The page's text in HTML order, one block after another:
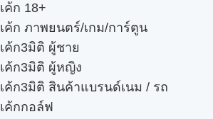
เค้ก 18+
เค้ก ภาพยนตร์/เกม/การ์ตูน
เค้ก3มิติ ผู้ชาย
เค้ก3มิติ ผู้หญิง
เค้ก3มิติ สินค้าแบรนด์เนม / รถ
เค้กกอล์ฟ